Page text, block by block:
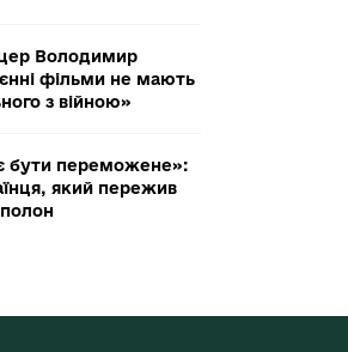
Володимир
фільми не мають
з війною»
бути переможене»:
який пережив